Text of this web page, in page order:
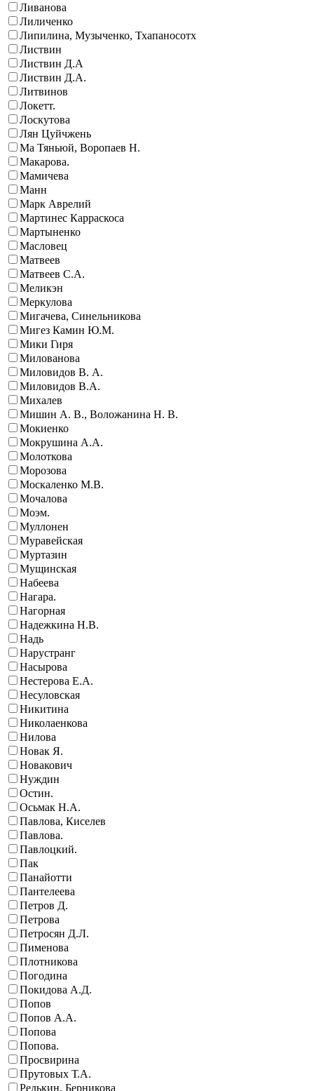
Ливанова
Лиличенко
Липилина, Музыченко, Тхапаносотх
Листвин
Листвин Д.А
Листвин Д.А.
Литвинов
Локетт.
Лоскутова
Лян Цуйчжень
Ма Тяньюй, Воропаев Н.
Макарова.
Мамичева
Манн
Марк Аврелий
Мартинес Карраскоса
Мартыненко
Масловец
Матвеев
Матвеев С.А.
Меликэн
Меркулова
Мигачева, Синельникова
Мигез Камин Ю.М.
Мики Гиря
Милованова
Миловидов В. А.
Миловидов В.А.
Михалев
Мишин А. В., Воложанина Н. В.
Мокиенко
Мокрушина А.А.
Молоткова
Морозова
Москаленко М.В.
Мочалова
Моэм.
Муллонен
Муравейская
Муртазин
Мущинская
Набеева
Нагара.
Нагорная
Надежкина Н.В.
Надь
Нарустранг
Насырова
Нестерова Е.А.
Несуловская
Никитина
Николаенкова
Нилова
Новак Я.
Новакович
Нуждин
Остин.
Осьмак Н.А.
Павлова, Киселев
Павлова.
Павлоцкий.
Пак
Панайотти
Пантелеева
Петров Д.
Петрова
Петросян Д.Л.
Пименова
Плотникова
Погодина
Покидова А.Д.
Попов
Попов А.А.
Попова
Попова.
Просвирина
Прутовых Т.А.
Редькин, Берникова